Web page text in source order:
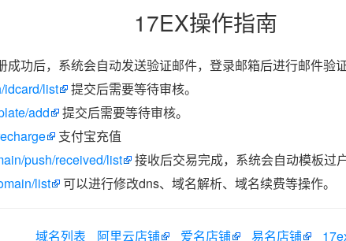
17EX操作指南
成功后，系统会自动发送验证邮件，登录邮箱后进行邮件验证
idcard/list
提交后需要等待审核。
add
提交后需要等待审核。
支付宝充值
push/received/list
接收后交易完成，系统会自动模板过户
list 可以进行修改dns、域名解析、域名续费等操作。
域名列表 阿里云店铺 爱名店铺 易名店铺